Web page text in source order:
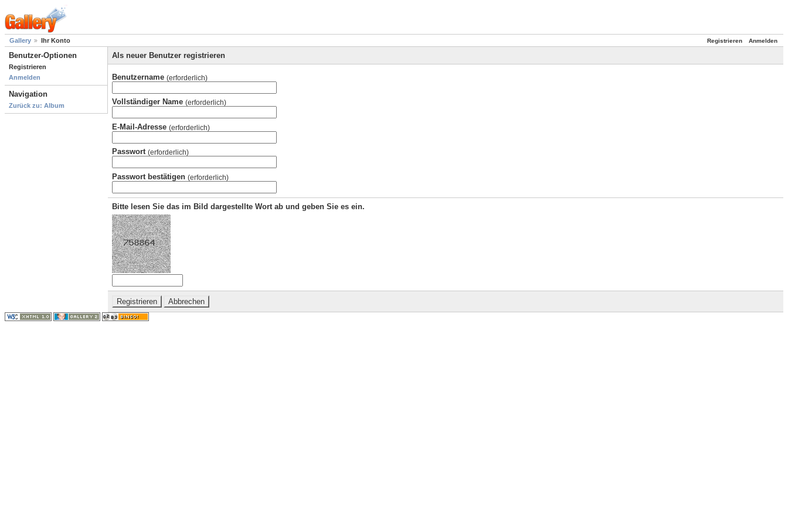
Registrieren Anmelden
Gallery Ihr Konto
Benutzer-Optionen
Registrieren
Anmelden
Navigation
Zurück zu: Album
Als neuer Benutzer registrieren
Benutzername (erforderlich)
Vollständiger Name (erforderlich)
E-Mail-Adresse (erforderlich)
Passwort (erforderlich)
Passwort bestätigen (erforderlich)
Bitte lesen Sie das im Bild dargestellte Wort ab und geben Sie es ein.